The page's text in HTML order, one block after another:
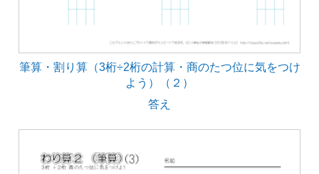
筆算・割り算（3桁÷2桁の計算・商のたつ位に気をつけ
よう）（２）
答え